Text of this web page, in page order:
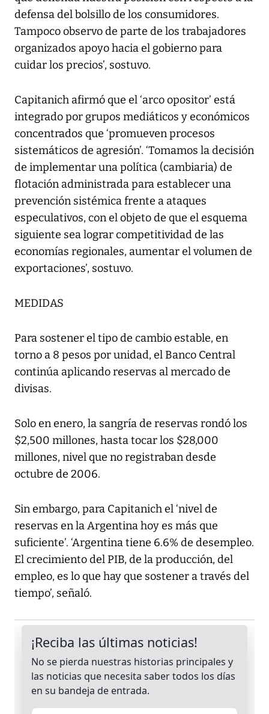
defensa del bolsillo de los consumidores.
Tampoco observo de parte de los trabajadores
organizados apoyo hacia el gobierno para
cuidar los precios’, sostuvo.
Capitanich afirmó que el ‘arco opositor’ está
integrado por grupos mediáticos y económicos
concentrados que ‘promueven procesos
sistemáticos de agresión’. ‘Tomamos la decisión
de implementar una política (cambiaria) de
flotación administrada para establecer una
prevención sistémica frente a ataques
especulativos, con el objeto de que el esquema
siguiente sea lograr competitividad de las
economías regionales, aumentar el volumen de
exportaciones’, sostuvo.
MEDIDAS
Para sostener el tipo de cambio estable, en
torno a 8 pesos por unidad, el Banco Central
continúa aplicando reservas al mercado de
divisas.
Solo en enero, la sangría de reservas rondó los
$2,500 millones, hasta tocar los $28,000
millones, nivel que no registraban desde
octubre de 2006.
Sin embargo, para Capitanich el ‘nivel de
reservas en la Argentina hoy es más que
suficiente’. ‘Argentina tiene 6.6% de desempleo.
El crecimiento del PIB, de la producción, del
empleo, es lo que hay que sostener a través del
tiempo’, señaló.